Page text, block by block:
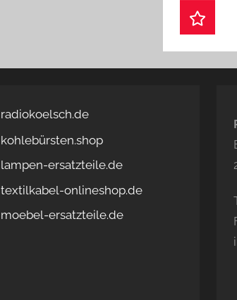
Webshop
radiokoelsch.de
kohlebürsten.shop
lampen-ersatzteile.de
textilkabel-onlineshop.de
moebel-ersatzteile.de